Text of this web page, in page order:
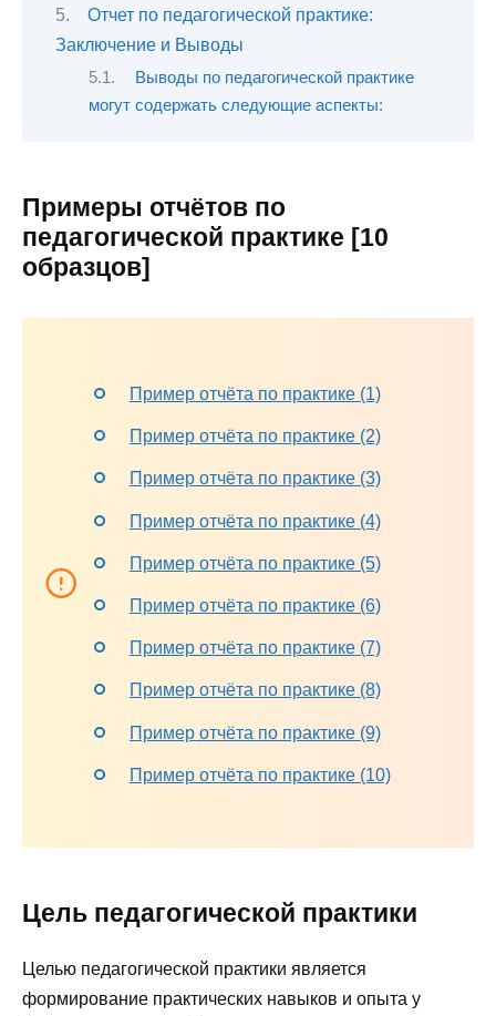
Отчет по педагогической практике:
Заключение и Выводы
Выводы по педагогической практике
могут содержать следующие аспекты:
Примеры отчётов по
педагогической практике [10
образцов]
Пример отчёта по практике (1)
Пример отчёта по практике (2)
Пример отчёта по практике (3)
Пример отчёта по практике (4)
Пример отчёта по практике (5)
Пример отчёта по практике (6)
Пример отчёта по практике (7)
Пример отчёта по практике (8)
Пример отчёта по практике (9)
Пример отчёта по практике (10)
Цель педагогической практики
Целью педагогической практики является
формирование практических навыков и опыта у